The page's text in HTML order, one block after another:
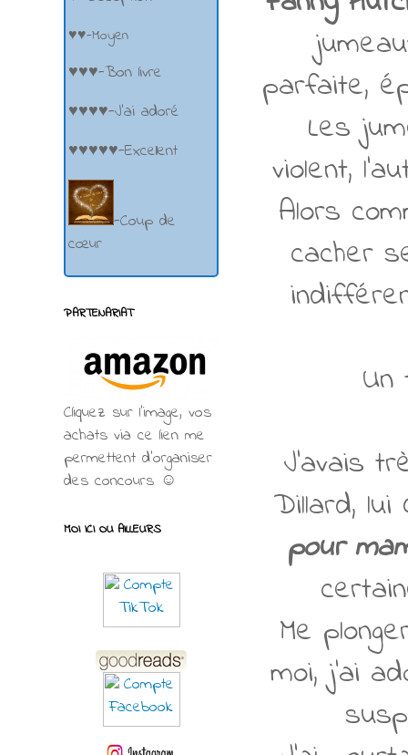
parfaite,
Les
violent,
Alors
cacher
J'avais
Dillard,
pour
Me
moi, j'ai
♥♥-Moyen
♥♥♥-Bon livre
♥♥♥♥-J'ai adoré
♥♥♥♥♥-Excellent
-Coup de
cœur
PARTENARIAT
Cliquez sur l'image, vos
achats via ce lien me
permettent d’organiser
des concours ☺
MOI ICI OU AILLEURS